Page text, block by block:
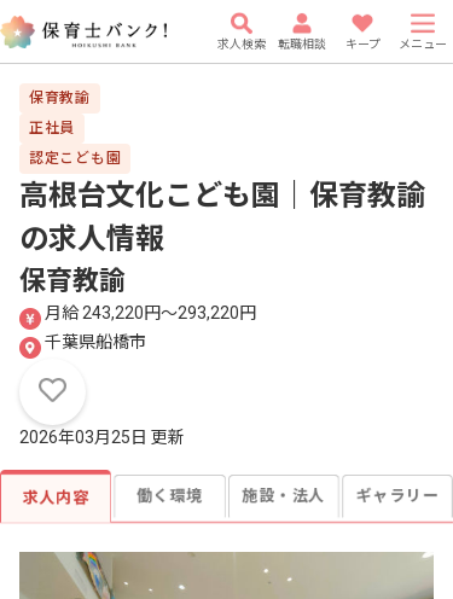
求人検索 転職相談 キープ メニュー
保育教諭
正社員
認定こども園
高根台文化こども園｜保育教諭
の求人情報
保育教諭
月給 243,220円〜293,220円
千葉県船橋市
2026年03月25日 更新
求人内容 働く環境 施設・法人 ギャラリー